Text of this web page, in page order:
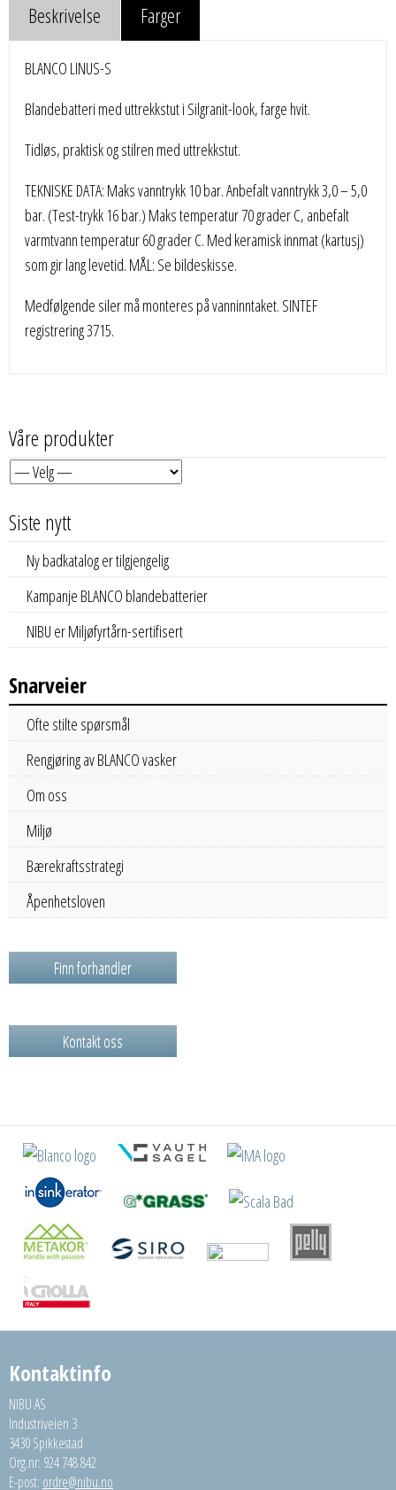
Beskrivelse Farger
BLANCO LINUS-S
Blandebatteri med uttrekkstut i Silgranit-look, farge hvit.
Tidløs, praktisk og stilren med uttrekkstut.
TEKNISKE DATA: Maks vanntrykk 10 bar. Anbefalt vanntrykk 3,0 – 5,0
bar. (Test-trykk 16 bar.) Maks temperatur 70 grader C, anbefalt
varmtvann temperatur 60 grader C. Med keramisk innmat (kartusj)
som gir lang levetid. MÅL: Se bildeskisse.
Medfølgende siler må monteres på vanninntaket. SINTEF
registrering 3715.
Våre produkter
Siste nytt
Ny badkatalog er tilgjengelig
Kampanje BLANCO blandebatterier
NIBU er Miljøfyrtårn-sertifisert
Snarveier
Ofte stilte spørsmål
Rengjøring av BLANCO vasker
Om oss
Miljø
Bærekraftsstrategi
Åpenhetsloven
Finn forhandler
Kontakt oss
Kontaktinfo
NIBU AS
Industriveien 3
3430 Spikkestad
Org.nr: 924 748 842
E-post: ordre@nibu.no